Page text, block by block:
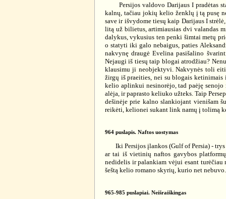
Persijos valdovo Darijaus I pradėtas
kalnų, tačiau jokių kelio ženklų į tą pusę
save ir išvydome tiesų kaip Darijaus I
litą už bilietus, artimiausias dvi valandas
dalykus, vykusius ten penki šimtai metų
o statyti iki galo nebaigus, paties
nakvynę draugė Evelina pasišalino
Nejaugi iš tiesų taip blogai atrodžiau?
klausimu ji neobjektyvi. Nakvynės toli eiti
žirgų iš praeities, nei su blogais ketinimais
kelio aplinkui nesinorėjo, tad paėję
alėja, ir paprasto keliuko užteks. Taip
dešinėje prie kalno slankiojant vienišam
reikėti, kelionei sukant link namų į tolimą
964 puslapis. Naftos uostymas
Iki Persijos įlankos (Gulf of Persia) - trys
ar tai iš vietinių naftos gavybos
nedidelis ir palankiam vėjui esant
šeštą kelio romano skyrių, kurio net
965-985 puslapiai. Neišraiškingas